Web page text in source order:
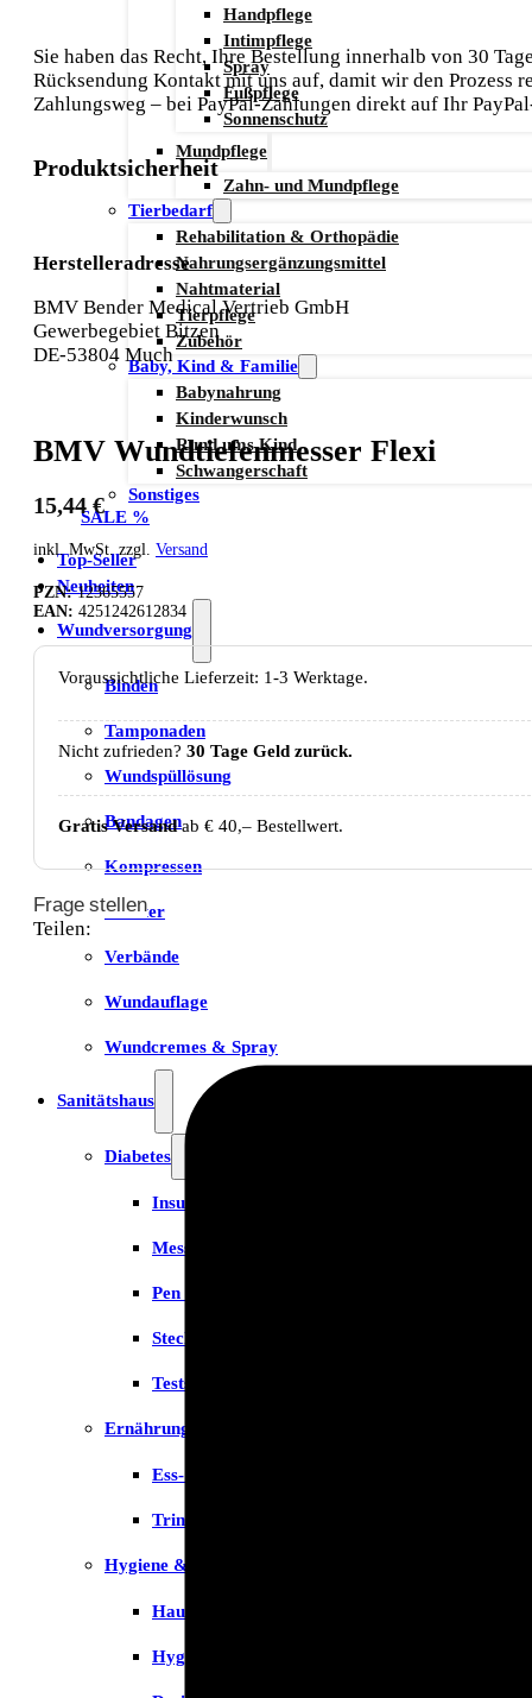
Handpflege
Intimpflege
Spray
Fußpflege
Sonnenschutz
Mundpflege
Zahn- und Mundpflege
Tierbedarf
Rehabilitation & Orthopädie
Nahrungsergänzungsmittel
Nahtmaterial
Tierpflege
Zubehör
Baby, Kind & Familie
Babynahrung
Kinderwunsch
Rund ums Kind
Schwangerschaft
Sonstiges
SALE %
Top-Seller
Neuheiten
Wundversorgung
Binden
Tamponaden
Wundspüllösung
Bandagen
Kompressen
Pflaster
Verbände
Wundauflage
Wundcremes & Spray
Sanitätshaus
Diabetes
Insulinspritzen
Messgeräte
Pen Nadeln
Stechhilfen
Teststreifen
Ernährung & Trinkhilfen
Ess- und Trinkhilfen
Trinknahrung
Hygiene & Pflege
Hausapotheke
Hygieneartikel
Sie haben das Recht, Ihre Bestellung innerhalb von 30
Rücksendung Kontakt mit uns auf, damit wir den Prozess
Zahlungsweg – bei PayPal-Zahlungen direkt auf Ihr
Produktsicherheit
Herstelleradresse
BMV Bender Medical Vertrieb GmbH
Gewerbegebiet Bitzen
DE-53804 Much
BMV Wundtiefenmesser Flexi
15,44€
inkl. MwSt. zzgl. Versand
PZN:12365557
EAN: 4251242612834
Voraussichtliche Lieferzeit: 1-3 Werktage.
Nicht zufrieden? 30 Tage Geld zurück.
Gratis Versandab € 40,– Bestellwert.
Frage stellen
Teilen: